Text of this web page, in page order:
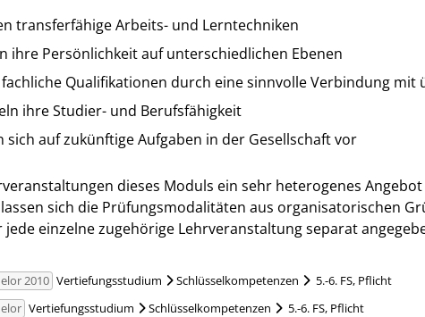
transferfähige Arbeits- und Lerntechniken
ihre Persönlichkeit auf unterschiedlichen Ebenen
Qualifikationen durch eine sinnvolle Verbindung
ihre Studier- und Berufsfähigkeit
sich auf zukünftige Aufgaben in der Gesellschaft vor
dieses Moduls ein sehr heterogenes
sich die Prüfungsmodalitäten aus organisatorischen
jede einzelne zugehörige Lehrveranstaltung separat
2010 Vertiefungsstudium Schlüsselkompetenzen
5.-6. FS, Pflicht
Vertiefungsstudium Schlüsselkompetenzen 5.-6. FS, Pflicht